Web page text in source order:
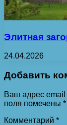
Элитная
24.04.2026
Добавить
Ваш адрес email
поля помечены *
Комментарий *